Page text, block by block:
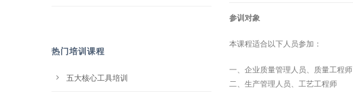
参训对象
本课程适合以下人员参加：
一、企业质量管理人员、质量工程师
二、生产管理人员、工艺工程师
热门培训课程
五大核心工具培训